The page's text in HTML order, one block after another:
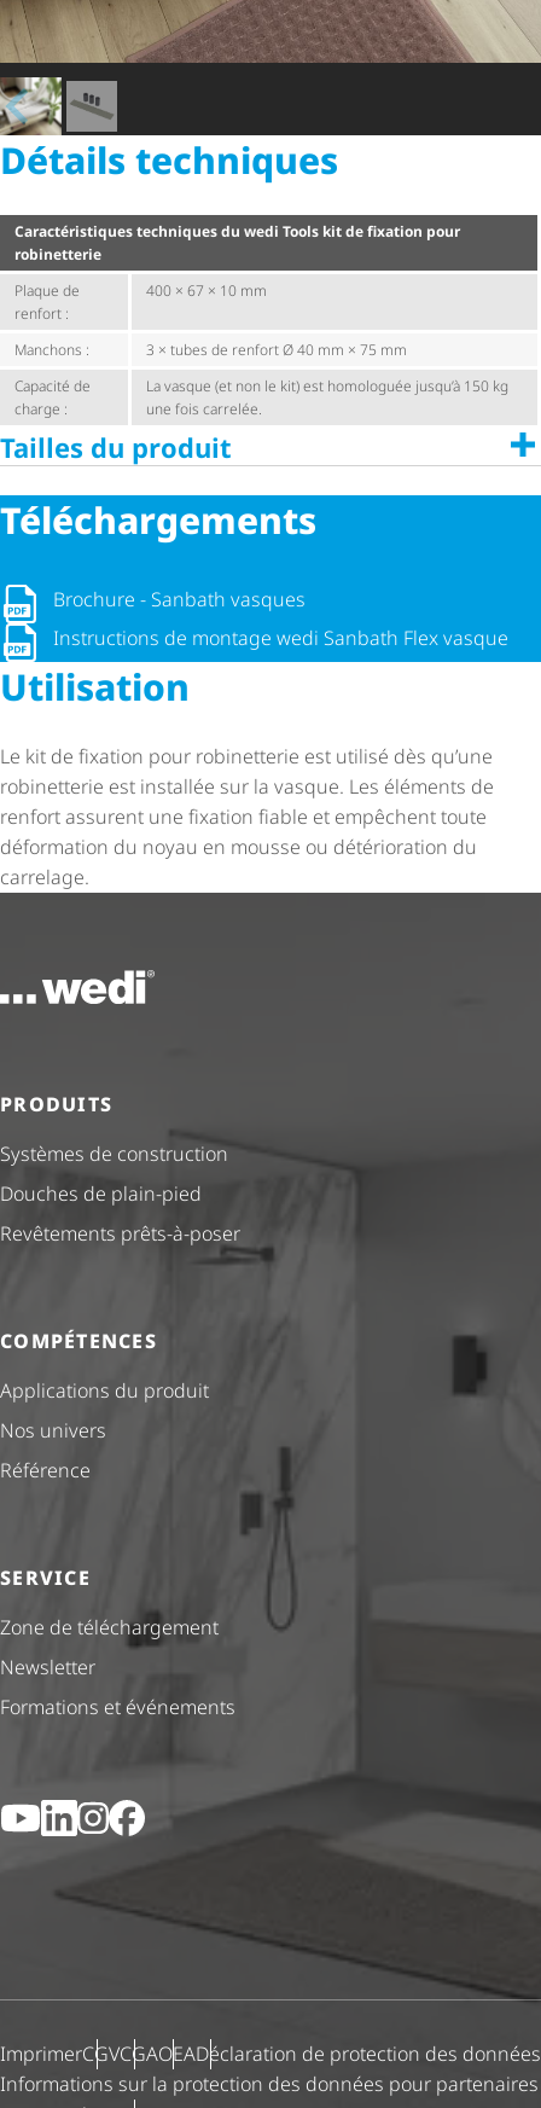
Détails techniques
Carac­té­ris­tiques techniques du wedi Tools kit de fixation pour
robinetterie
Plaque de
renfort :
400 × 67 × 10 mm
Manchons :
3 × tubes de renfort Ø 40 mm × 75 mm
Capacité de
charge :
La vasque (et non le kit) est homologuée jusqu’à 150 kg
une fois carrelée.
Tailles du produit
Télé­char­ge­ments
Brochure - Sanbath vasques
Brochure - Sanbath vasques
Instructions de montage wedi Sanbath Flex vasque
Instructions de montage wedi Sanbath Flex vasque
Utilisation
Le kit de fixation pour robinetterie est utilisé dès qu’une
robinetterie est installée sur la vasque. Les éléments de
renfort assurent une fixation fiable et empêchent toute
déformation du noyau en mousse ou détérioration du
carrelage.
Vers la page d'accueil
PRODUITS
Systèmes de construction
Douches de plain-pied
Revêtements prêts-à-poser
COMPÉTENCES
Applications du produit
Nos univers
Référence
SERVICE
Zone de téléchargement
Newsletter
Formations et événements
YouTubeLinkedIn
Instagram
Facebook
ImprimerCGVCGAOEADéclaration de protection des données
Informations sur la protection des données pour partenaires